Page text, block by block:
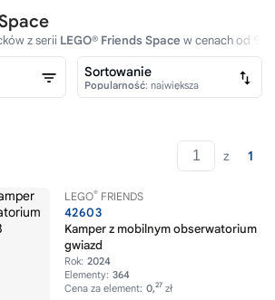
z serii LEGO® Friends Space w cenach od
z 1
LEGO® FRIENDS
42603
Kamper z mobilnym obserwatorium
gwiazd
Rok: 2024
Elementy: 364
Cena za element: 0,27 zł
Sortowanie
Popularność: największa